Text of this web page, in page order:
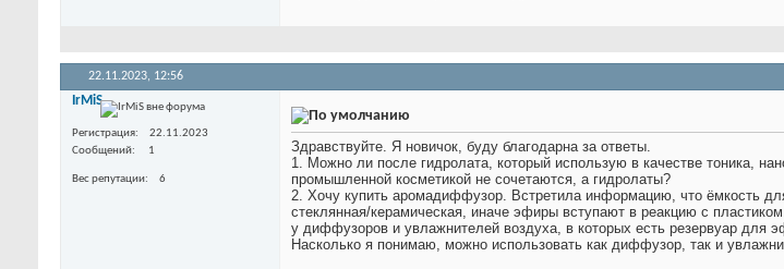
22.11.2023, 12:56
IrMiS
Регистрация
22.11.2023
Сообщений
1
Вес репутации 6
Здравствуйте. Я новичок, буду благодарна за ответы.
1. Можно ли после гидролата, который использую в качестве тоника,
промышленной косметикой не сочетаются, а гидролаты?
2. Хочу купить аромадиффузор. Встретила информацию, что ёмкость
стеклянная/керамическая, иначе эфиры вступают в реакцию с
у диффузоров и увлажнителей воздуха, в которых есть резервуар для
Насколько я понимаю, можно использовать как диффузор, так и